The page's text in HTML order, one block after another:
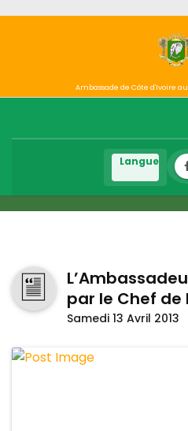
Ambassade de Côte d'Ivoire
par le Chef de
Samedi 13 Avril 2013